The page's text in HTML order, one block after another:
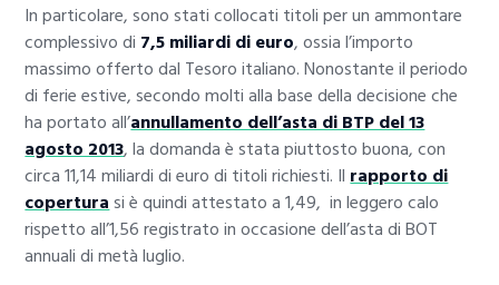
In particolare, sono stati collocati titoli per un ammontare
complessivo di 7,5 miliardi di euro, ossia l’importo
massimo offerto dal Tesoro italiano. Nonostante il periodo
di ferie estive, secondo molti alla base della decisione che
ha portato all’annullamento dell’asta di BTP del 13
agosto 2013, la domanda è stata piuttosto buona, con
circa 11,14 miliardi di euro di titoli richiesti. Ilrapporto di
coperturasi è quindi attestato a 1,49, in leggero calo
rispetto all’1,56 registrato in occasione dell’asta di BOT
annuali di metà luglio.